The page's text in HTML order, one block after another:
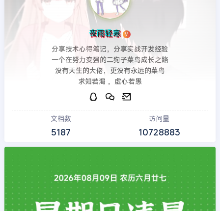
夜雨轻寒 V
分享技术心得笔记，分享实战开发经验
一个在努力变强的二狗子菜鸟成长之路
没有天生的大佬，更没有永远的菜鸟
求知若渴 ，虚心若愚
文档数
5187
访问量
10728883